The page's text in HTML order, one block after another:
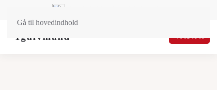
Gå til hovedindhold
Landsdækkende og lokal service